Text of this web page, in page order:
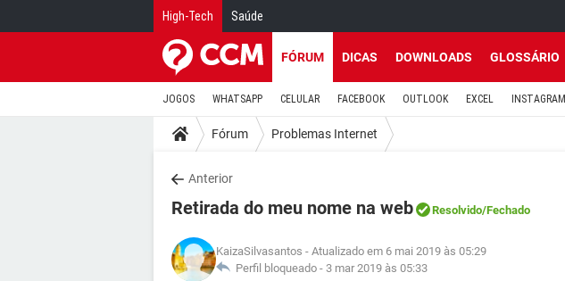
High-Tech Saúde
FÓRUM DICAS DOWNLOADS GLOSSÁRIO
JOGOS WHATSAPP CELULAR FACEBOOK OUTLOOK EXCEL INSTAGRAM
Fórum Problemas Internet
Anterior
Retirada do meu nome na web Resolvido/Fechado
KaizaSilvasantos - Atualizado em 6 mai 2019 às 05:29
Perfil bloqueado - 3 mar 2019 às 05:33